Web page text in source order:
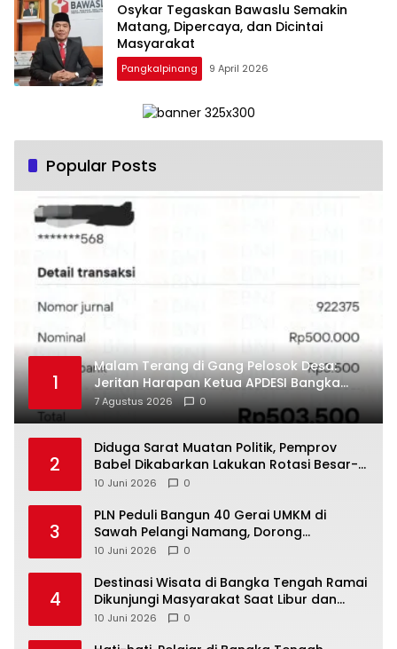
Osykar Tegaskan Bawaslu Semakin
Matang, Dipercaya, dan Dicintai
Masyarakat
Pangkalpinang 9 April 2026
Popular Posts
1
Malam Terang di Gang Pelosok Desa:
Jeritan Harapan Ketua APDESI Bangka
Tengah untuk PLN Babel
7 Agustus 2026 0
2
‎Diduga Sarat Muatan Politik, Pemprov
Babel Dikabarkan Lakukan Rotasi Besar-
10 Juni 2026 0
3
‎PLN Peduli Bangun 40 Gerai UMKM di
Sawah Pelangi Namang, Dorong
10 Juni 2026 0
4
‎Destinasi Wisata di Bangka Tengah Ramai
Dikunjungi Masyarakat Saat Libur dan
Akhir Pekan
10 Juni 2026 0